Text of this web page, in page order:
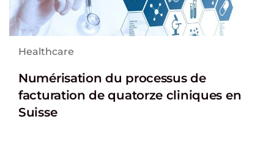
Healthcare
Numérisation du processus de
facturation de quatorze cliniques en
Suisse